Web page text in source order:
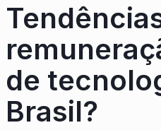
de
Brasil?